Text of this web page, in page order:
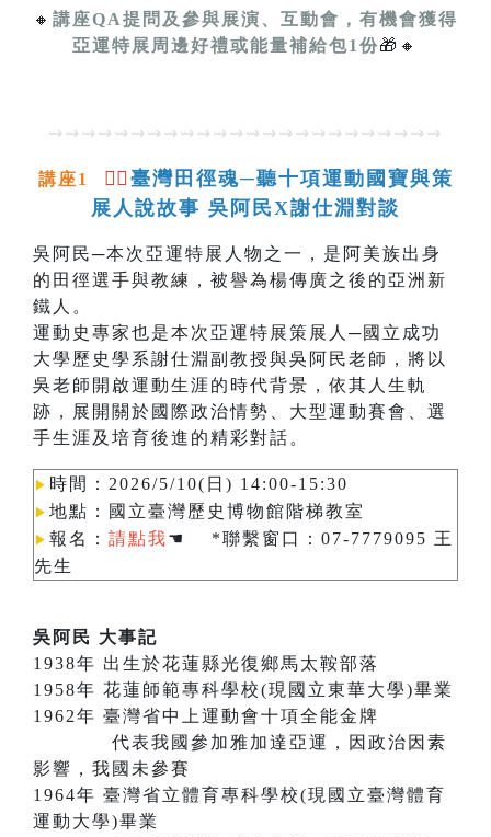
🔸 講座QA提問及參與展演、互動會，有機會獲得
亞運特展周邊好禮或能量補給包1份🎁🔸
⇝⇝⇝⇝⇝⇝⇝⇝⇝⇝⇝⇝⇝⇝⇝⇝⇝⇝⇝⇝⇝⇝⇝⇝
講座1 🏃‍♂️ 臺灣田徑魂─聽十項運動國寶與策
展人說故事 吳阿民X謝仕淵對談
吳阿民─本次亞運特展人物之一，是阿美族出身
的田徑選手與教練，被譽為楊傳廣之後的亞洲新
鐵人。
運動史專家也是本次亞運特展策展人─國立成功
大學歷史學系謝仕淵副教授與吳阿民老師，將以
吳老師開啟運動生涯的時代背景，依其人生軌
跡，展開關於國際政治情勢、大型運動賽會、選
手生涯及培育後進的精彩對話。
▶︎ 時間：2026/5/10(日) 14:00-15:30
▶︎ 地點：國立臺灣歷史博物館階梯教室
▶︎ 報名： 請點我☚ *聯繫窗口：07-7779095 王
先生
吳阿民 大事記
1938年 出生於花蓮縣光復鄉馬太鞍部落
1958年 花蓮師範專科學校(現國立東華大學)畢業
1962年 臺灣省中上運動會十項全能金牌
代表我國參加雅加達亞運，因政治因素
影響，我國未參賽
1964年 臺灣省立體育專科學校(現國立臺灣體育
運動大學)畢業